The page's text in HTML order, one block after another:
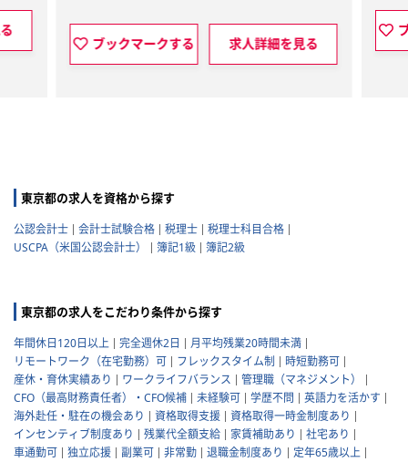
ブックマークする 求人詳細を見る
東京都の求人を資格から探す
公認会計士 会計士試験合格 税理士
税理士科目合格
USCPA（米国公認会計士）
簿記1級 簿記2級
東京都の求人をこだわり条件から探す
年間休日120日以上 完全週休2日
月平均残業20時間未満
リモートワーク（在宅勤務）可
フレックスタイム制
時短勤務可
産休・育休実績あり
ワークライフバランス
管理職（マネジメント）
CFO（最高財務責任者）・CFO候補
未経験可 学歴不問
英語力を活かす
海外赴任・駐在の機会あり
資格取得支援
資格取得一時金制度あり
インセンティブ制度あり
残業代全額支給 家賃補助あり
社宅あり
車通勤可
独立応援 副業可 非常勤 退職金制度あり
定年65歳以上